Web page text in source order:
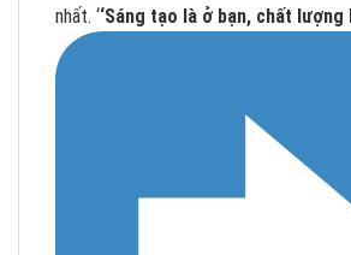
nhất. ‘‘Sáng tạo là ở bạn, chất lượng